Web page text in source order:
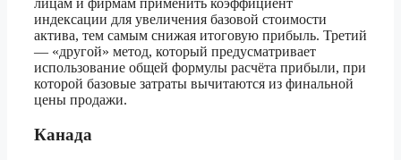
индексации для увеличения базовой стоимости
актива, тем самым снижая итоговую прибыль. Третий
— «другой» метод, который предусматривает
использование общей формулы расчёта прибыли, при
которой базовые затраты вычитаются из финальной
цены продажи.
Канада